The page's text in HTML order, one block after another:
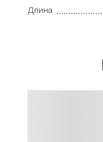
Длина